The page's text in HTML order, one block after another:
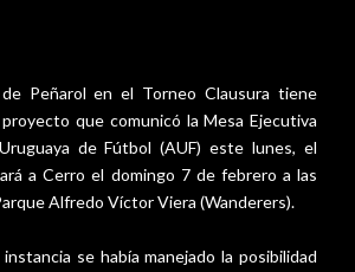
Peñarol en el Torneo Clausura tiene
que comunicó la Mesa Ejecutiva
de Fútbol (AUF) este lunes, el
a Cerro el domingo 7 de febrero a las
Alfredo Víctor Viera (Wanderers).
se había manejado la posibilidad